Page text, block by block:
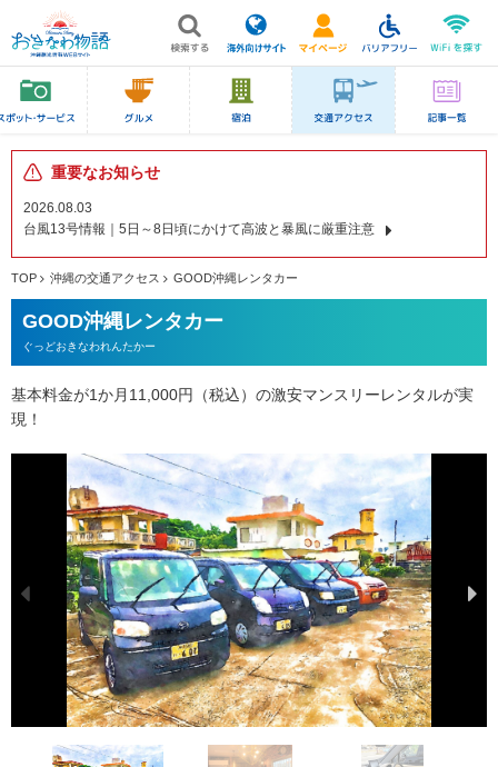
重要なお知らせ
2026.08.03
台風13号情報｜5日～8日頃にかけて高波と暴風に厳重注意
TOP 沖縄の交通アクセス GOOD沖縄レンタカー
GOOD沖縄レンタカー
ぐっどおきなわれんたかー
基本料金が1か月11,000円（税込）の激安マンスリーレンタルが実
現！